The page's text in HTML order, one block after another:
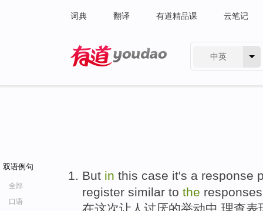
词典 翻译 有道精品课 云笔记
中英
双语例句
全部
口语
But in this case it's a response
register similar to the